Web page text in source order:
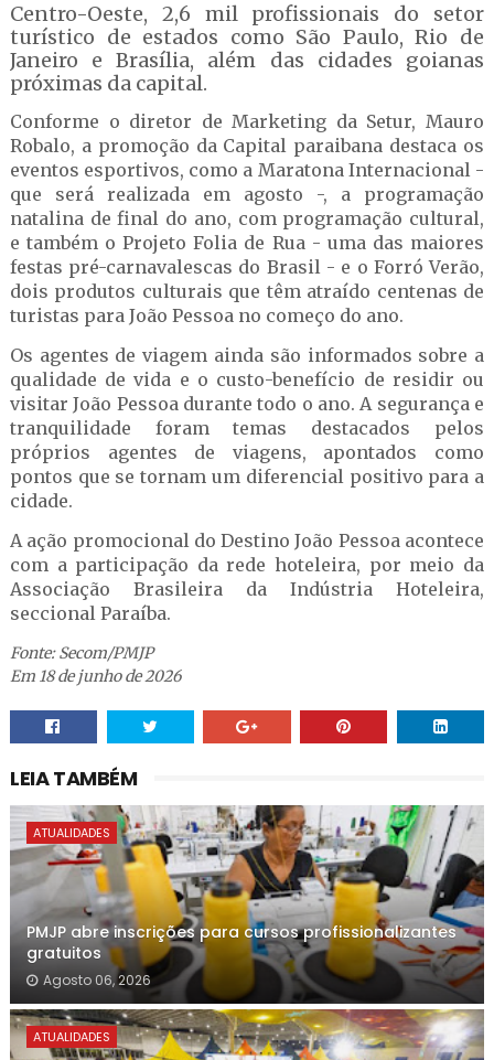
Centro-Oeste, 2,6 mil profissionais do setor
turístico de estados como São Paulo, Rio de
Janeiro e Brasília, além das cidades goianas
próximas da capital.
Conforme o diretor de Marketing da Setur, Mauro
Robalo, a promoção da Capital paraibana destaca os
eventos esportivos, como a Maratona Internacional -
que será realizada em agosto -, a programação
natalina de final do ano, com programação cultural,
e também o Projeto Folia de Rua - uma das maiores
festas pré-carnavalescas do Brasil - e o Forró Verão,
dois produtos culturais que têm atraído centenas de
turistas para João Pessoa no começo do ano.
Os agentes de viagem ainda são informados sobre a
qualidade de vida e o custo-benefício de residir ou
visitar João Pessoa durante todo o ano. A segurança e
tranquilidade foram temas destacados pelos
próprios agentes de viagens, apontados como
pontos que se tornam um diferencial positivo para a
cidade.
A ação promocional do Destino João Pessoa acontece
com a participação da rede hoteleira, por meio da
Associação Brasileira da Indústria Hoteleira,
seccional Paraíba.
Fonte: Secom/PMJP
Em 18 de junho de 2026
LEIA TAMBÉM
ATUALIDADES
PMJP abre inscrições para cursos profissionalizantes
gratuitos
Agosto 06, 2026
ATUALIDADES